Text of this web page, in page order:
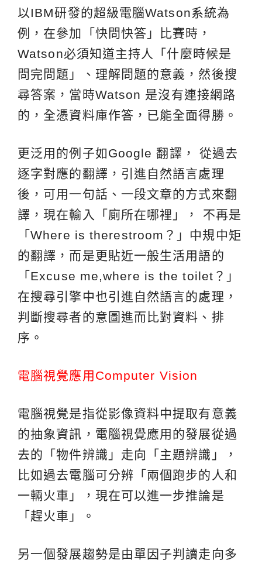
以IBM研發的超級電腦Watson系統為
例，在參加「快問快答」比賽時，
Watson必須知道主持人「什麼時候是
問完問題」、理解問題的意義，然後搜
尋答案，當時Watson 是沒有連接網路
的，全憑資料庫作答，已能全面得勝。
更泛用的例子如Google 翻譯， 從過去
逐字對應的翻譯，引進自然語言處理
後，可用一句話、一段文章的方式來翻
譯，現在輸入「廁所在哪裡」， 不再是
「Where is therestroom？」中規中矩
的翻譯，而是更貼近一般生活用語的
「Excuse me,where is the toilet？」
在搜尋引擎中也引進自然語言的處理，
判斷搜尋者的意圖進而比對資料、排
序。
電腦視覺應用Computer Vision
電腦視覺是指從影像資料中提取有意義
的抽象資訊，電腦視覺應用的發展從過
去的「物件辨識」走向「主題辨識」，
比如過去電腦可分辨「兩個跑步的人和
一輛火車」，現在可以進一步推論是
「趕火車」。
另一個發展趨勢是由單因子判讀走向多